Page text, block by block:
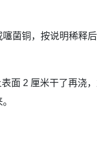
菌铜，按说明稀释
表面 2 厘米干了再浇